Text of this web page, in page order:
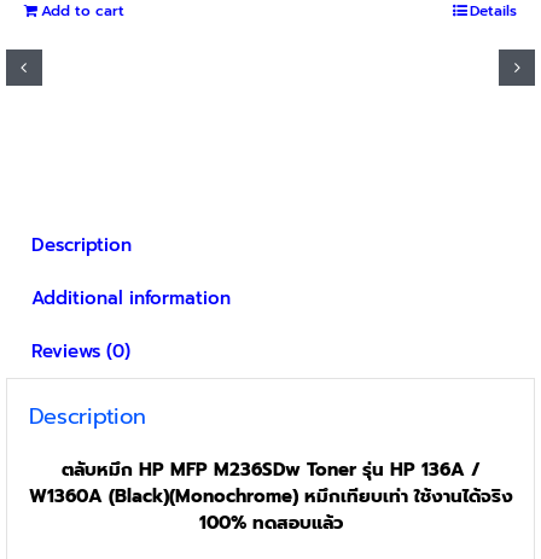
Add to cart Details
Description
Additional information
Reviews (0)
Description
ตลับหมึก HP MFP M236SDw Toner รุ่น HP 136A /
W1360A (Black)(Monochrome) หมึกเทียบเท่า ใช้งานได้จริง
100% ทดสอบแล้ว